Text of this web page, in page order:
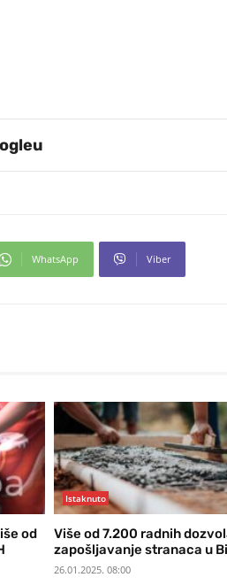
WhatsApp Viber
od
Istaknuto
Više od 7.200 radnih
zapošljavanje stranaca u
26.01.2025. 08:00